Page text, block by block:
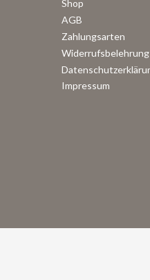
Shop
AGB
Zahlungsarten
Widerrufsbelehrung
Impressum